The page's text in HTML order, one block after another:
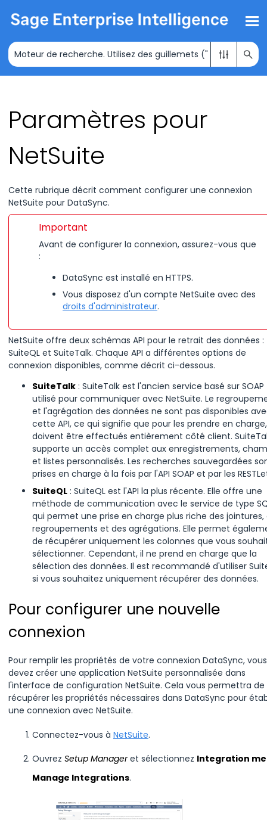
Passer au contenu principal
Paramètres pour
NetSuite
Cette rubrique décrit comment configurer une connexion
NetSuite pour DataSync.
Important
Avant de configurer la connexion, assurez-vous que
:
DataSync est installé en HTTPS.
Vous disposez d'un compte NetSuite avec des
droits d'administrateur.
NetSuite offre deux schémas API pour le retrait des données :
SuiteQL et SuiteTalk. Chaque API a différentes options de
connexion disponibles, comme décrit ci-dessous.
SuiteTalk : SuiteTalk est l'ancien service basé sur SOAP
utilisé pour communiquer avec NetSuite. Le
et l'agrégation des données ne sont pas disponibles
cette API, ce qui signifie que pour les prendre en
doivent être effectués entièrement côté client.
supporte un accès complet aux enregistrements,
et listes personnalisés. Les recherches sauvegardées
prises en charge à la fois par l'API SOAP et par les
SuiteQL : SuiteQL est l'API la plus récente. Elle offre une
méthode de communication avec le service de type
qui permet une prise en charge plus riche des jointures,
regroupements et des agrégations. Elle permet
de récupérer uniquement les colonnes que vous
sélectionner. Cependant, il ne prend en charge que la
sélection des données. Il est recommandé d'utiliser
si vous souhaitez uniquement récupérer des données.
Pour configurer une nouvelle
connexion
Pour remplir les propriétés de votre connexion DataSync, vous
devez créer une application NetSuite personnalisée dans
l'interface de configuration NetSuite. Cela vous permettra de
récupérer les propriétés nécessaires dans DataSync pour
une connexion avec NetSuite.
Connectez-vous à NetSuite.
Ouvrez Setup Manageret sélectionnez Integration
Manage Integrations.